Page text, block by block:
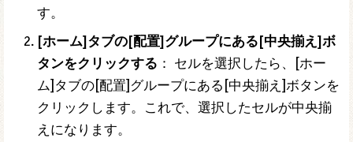
す。
[ホーム]タブの[配置]グループにある[中央揃え]ボ
タンをクリックする ： セルを選択したら、[ホー
ム]タブの[配置]グループにある[中央揃え]ボタンを
クリックします。これで、選択したセルが中央揃
えになります。